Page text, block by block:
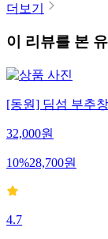
더보기
이 리뷰를 본
[동원] 딤섬 부추
32,000원
10%28,700원
4.7